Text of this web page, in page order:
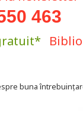
463
buna